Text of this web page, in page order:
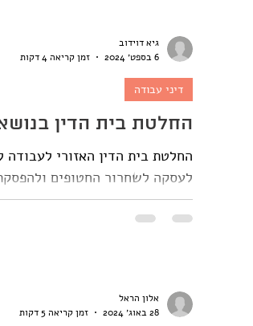
החלטת בית הדין
החלטת בית הדין האזורי
לעסקה לשחרור החטופים
דיני עבודה
גיא דוידוב
6 בספט׳ 2024
זמן קריאה 4 דקות
אלון הראל
28 באוג׳ 2024
זמן קריאה 5 דקות